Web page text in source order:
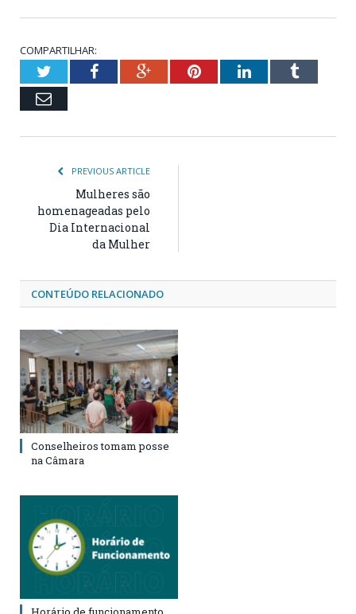
COMPARTILHAR:
TwitterFacebookGoogle+PinterestLinkedInTumblr
Email
PREVIOUS ARTICLE
Mulheres são
homenageadas pelo
Dia Internacional
da Mulher
CONTEÚDO RELACIONADO
Conselheiros tomam posse
na Câmara